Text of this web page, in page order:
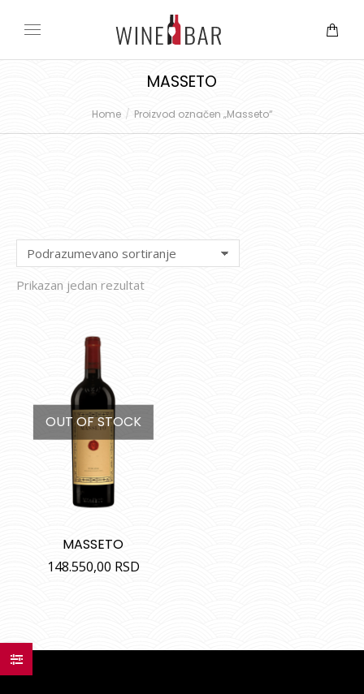
MASSETO
You are here:Home Proizvod označen „Masseto“
Prikazan jedan rezultat
OUT OF STOCK
MASSETO
148.550,00 RSD